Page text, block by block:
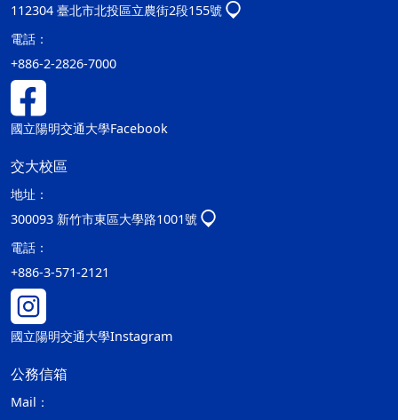
112304 臺北市北投區立農街2段155號
電話：
+886-2-2826-7000
國立陽明交通大學Facebook
交大校區
地址：
300093 新竹市東區大學路1001號
電話：
+886-3-571-2121
國立陽明交通大學Instagram
公務信箱
Mail：